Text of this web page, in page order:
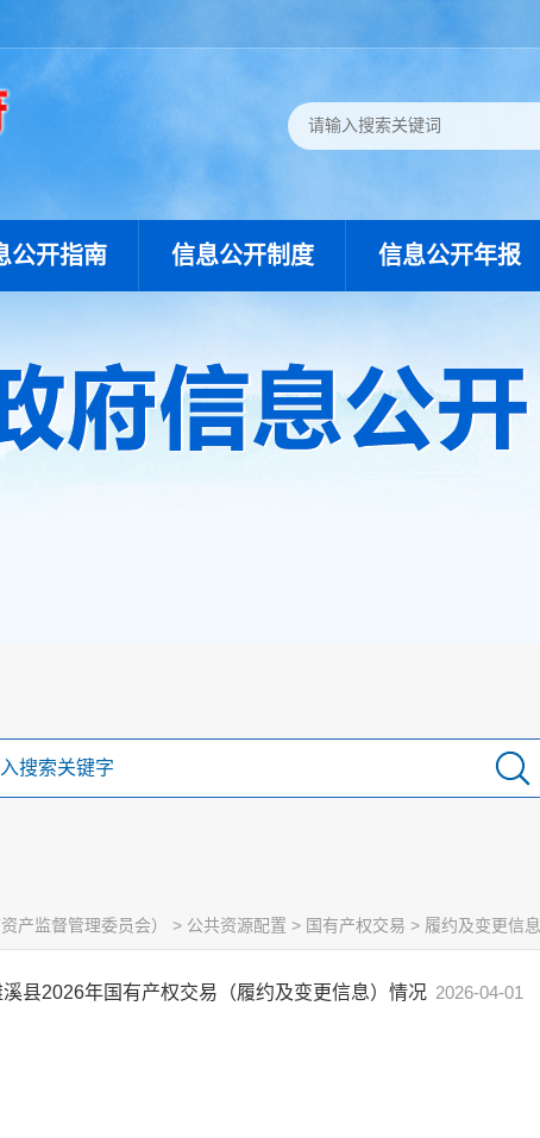
公开指南 信息公开制度 信息公开年报
产监督管理委员会） > 公共资源配置 > 国有产权交易 > 履约及变更信息
溪县2026年国有产权交易（履约及变更信息）情况 2026-04-01